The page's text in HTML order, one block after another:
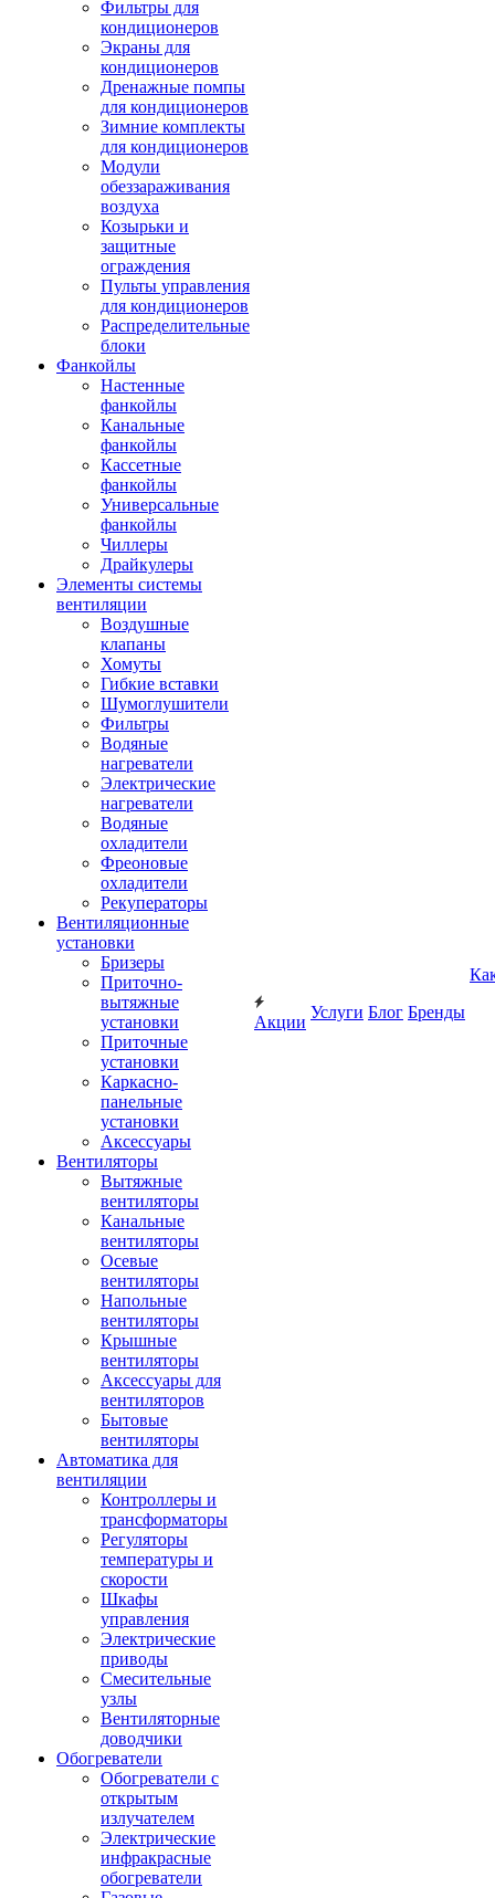
Фильтры для
кондиционеров
Экраны для
кондиционеров
Дренажные помпы
для кондиционеров
Зимние комплекты
для кондиционеров
Модули
обеззараживания
воздуха
Козырьки и
защитные
ограждения
Пульты управления
для кондиционеров
Распределительные
блоки
Фанкойлы
Настенные
фанкойлы
Канальные
фанкойлы
Кассетные
фанкойлы
Универсальные
фанкойлы
Чиллеры
Драйкулеры
Элементы системы
вентиляции
Воздушные
клапаны
Хомуты
Гибкие вставки
Шумоглушители
Фильтры
Водяные
нагреватели
Электрические
нагреватели
Водяные
охладители
Фреоновые
охладители
Рекуператоры
Вентиляционные
установки
Бризеры
Приточно-
вытяжные
установки
Приточные
установки
Каркасно-
панельные
установки
Аксессуары
Вентиляторы
Вытяжные
вентиляторы
Канальные
вентиляторы
Осевые
вентиляторы
Напольные
вентиляторы
Крышные
вентиляторы
Аксессуары для
вентиляторов
Бытовые
вентиляторы
Автоматика для
вентиляции
Контроллеры и
трансформаторы
Регуляторы
температуры и
скорости
Шкафы
управления
Электрические
приводы
Смесительные
узлы
Вентиляторные
доводчики
Обогреватели
Обогреватели с
открытым
излучателем
Электрические
инфракрасные
обогреватели
Акции
Услуги Блог Бренды